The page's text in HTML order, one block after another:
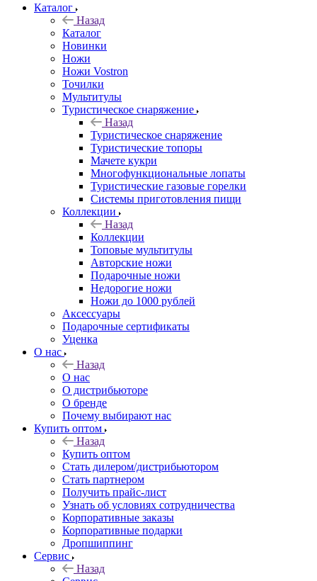
Каталог
Назад
Каталог
Новинки
Ножи
Ножи Vostron
Точилки
Мультитулы
Туристическое снаряжение
Назад
Туристическое снаряжение
Туристические топоры
Мачете кукри
Многофункциональные лопаты
Туристические газовые горелки
Системы приготовления пищи
Коллекции
Назад
Коллекции
Топовые мультитулы
Авторские ножи
Подарочные ножи
Недорогие ножи
Ножи до 1000 рублей
Аксессуары
Подарочные сертификаты
Уценка
О нас
Назад
О нас
О дистрибьюторе
О бренде
Почему выбирают нас
Купить оптом
Назад
Купить оптом
Стать дилером/дистрибьютором
Стать партнером
Получить прайс-лист
Узнать об условиях сотрудничества
Корпоративные заказы
Корпоративные подарки
Дропшиппинг
Сервис
Назад